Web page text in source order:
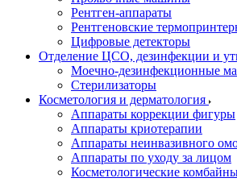
Рентген-аппараты
Рентгеновские
Цифровые детекторы
Отделение ЦСО, дезинфекции и
Моечно-дезинфекционные
Стерилизаторы
Косметология и дерматология
Аппараты коррекции фигуры
Аппараты криотерапии
Аппараты неинвазивного
Аппараты по уходу за лицом
Косметологические